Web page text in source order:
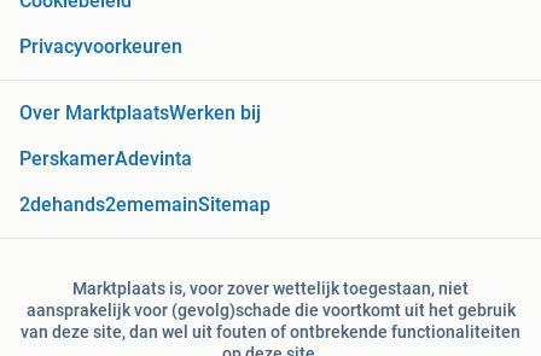
Privacyvoorkeuren
Over MarktplaatsWerken bij
PerskamerAdevinta
2dehands2ememainSitemap
Marktplaats is, voor zover wettelijk toegestaan, niet
aansprakelijk voor (gevolg)schade die voortkomt uit het gebruik
van deze site, dan wel uit fouten of ontbrekende functionaliteiten